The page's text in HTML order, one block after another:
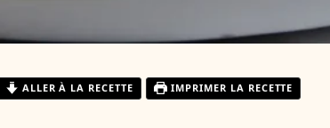
ALLER À LA RECETTE IMPRIMER LA RECETTE